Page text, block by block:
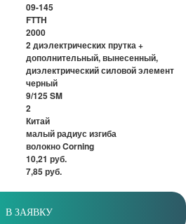
09-145
FTTH
2000
2 диэлектрических прутка +
дополнительный, вынесенный,
диэлектрический силовой элемент
черный
9/125 SM
2
Китай
малый радиус изгиба
волокно Corning
10,21 руб.
7,85 руб.
В ЗАЯВКУ